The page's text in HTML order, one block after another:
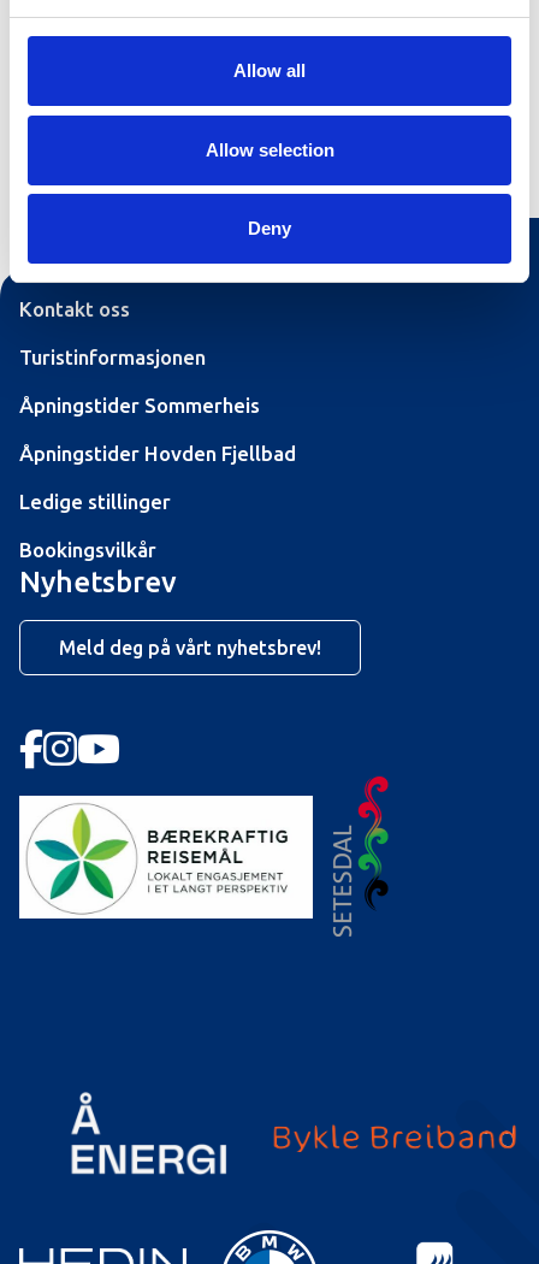
Allow all
Allow selection
Deny
Kontakt oss
Turistinformasjonen
Åpningstider Sommerheis
Åpningstider Hovden Fjellbad
Ledige stillinger
Bookingsvilkår
Nyhetsbrev
Meld deg på vårt nyhetsbrev!